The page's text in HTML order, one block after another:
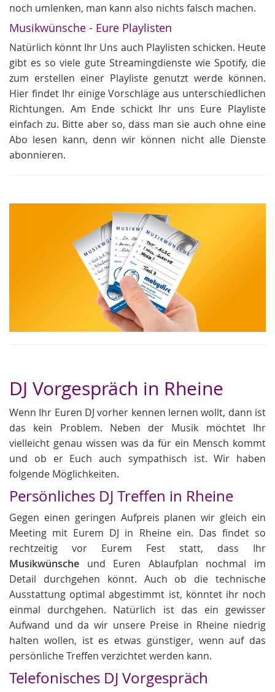
noch umlenken, man kann also nichts falsch machen.
Musikwünsche - Eure Playlisten
Natürlich könnt Ihr Uns auch Playlisten schicken. Heute
gibt es so viele gute Streamingdienste wie Spotify, die
zum erstellen einer Playliste genutzt werde können.
Hier findet Ihr einige Vorschläge aus unterschiedlichen
Richtungen. Am Ende schickt Ihr uns Eure Playliste
einfach zu. Bitte aber so, dass man sie auch ohne eine
Abo lesen kann, denn wir können nicht alle Dienste
abonnieren.
DJ Vorgespräch in Rheine
Wenn Ihr Euren DJ vorher kennen lernen wollt, dann ist
das kein Problem. Neben der Musik möchtet Ihr
vielleicht genau wissen was da für ein Mensch kommt
und ob er Euch auch sympathisch ist. Wir haben
folgende Möglichkeiten.
Persönliches DJ Treffen in Rheine
Gegen einen geringen Aufpreis planen wir gleich ein
Meeting mit Eurem DJ in Rheine ein. Das findet so
rechtzeitig vor Eurem Fest statt, dass Ihr
Musikwünsche und Euren Ablaufplan nochmal im
Detail durchgehen könnt. Auch ob die technische
Ausstattung optimal abgestimmt ist, könntet ihr noch
einmal durchgehen. Natürlich ist das ein gewisser
Aufwand und da wir unsere Preise in Rheine niedrig
halten wollen, ist es etwas günstiger, wenn auf das
persönliche Treffen verzichtet werden kann.
Telefonisches DJ Vorgespräch